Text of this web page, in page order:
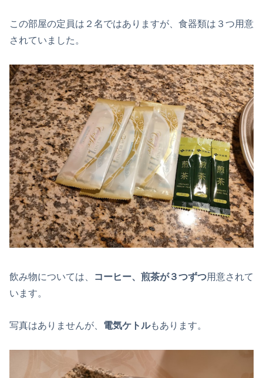
この部屋の定員は２名ではありますが、食器類は３つ用意
されていました。
飲み物については、 コーヒー、煎茶が３つずつ用意されて
います。
写真はありませんが、 電気ケトルもあります。